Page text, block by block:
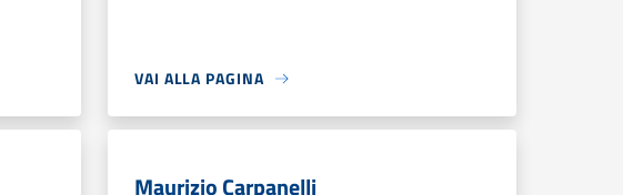
VAI ALLA PAGINA
Maurizio Carpanelli